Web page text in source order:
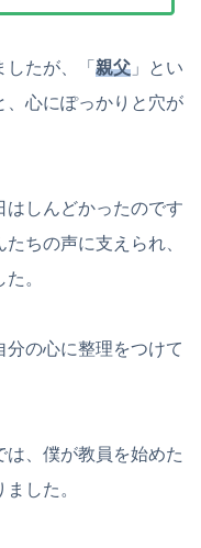
たが、「 親父 」とい
、心にぽっかりと穴が
しんどかったのです
ちの声に支えられ、
。
の心に整理をつけて
は、僕が教員を始めた
した。